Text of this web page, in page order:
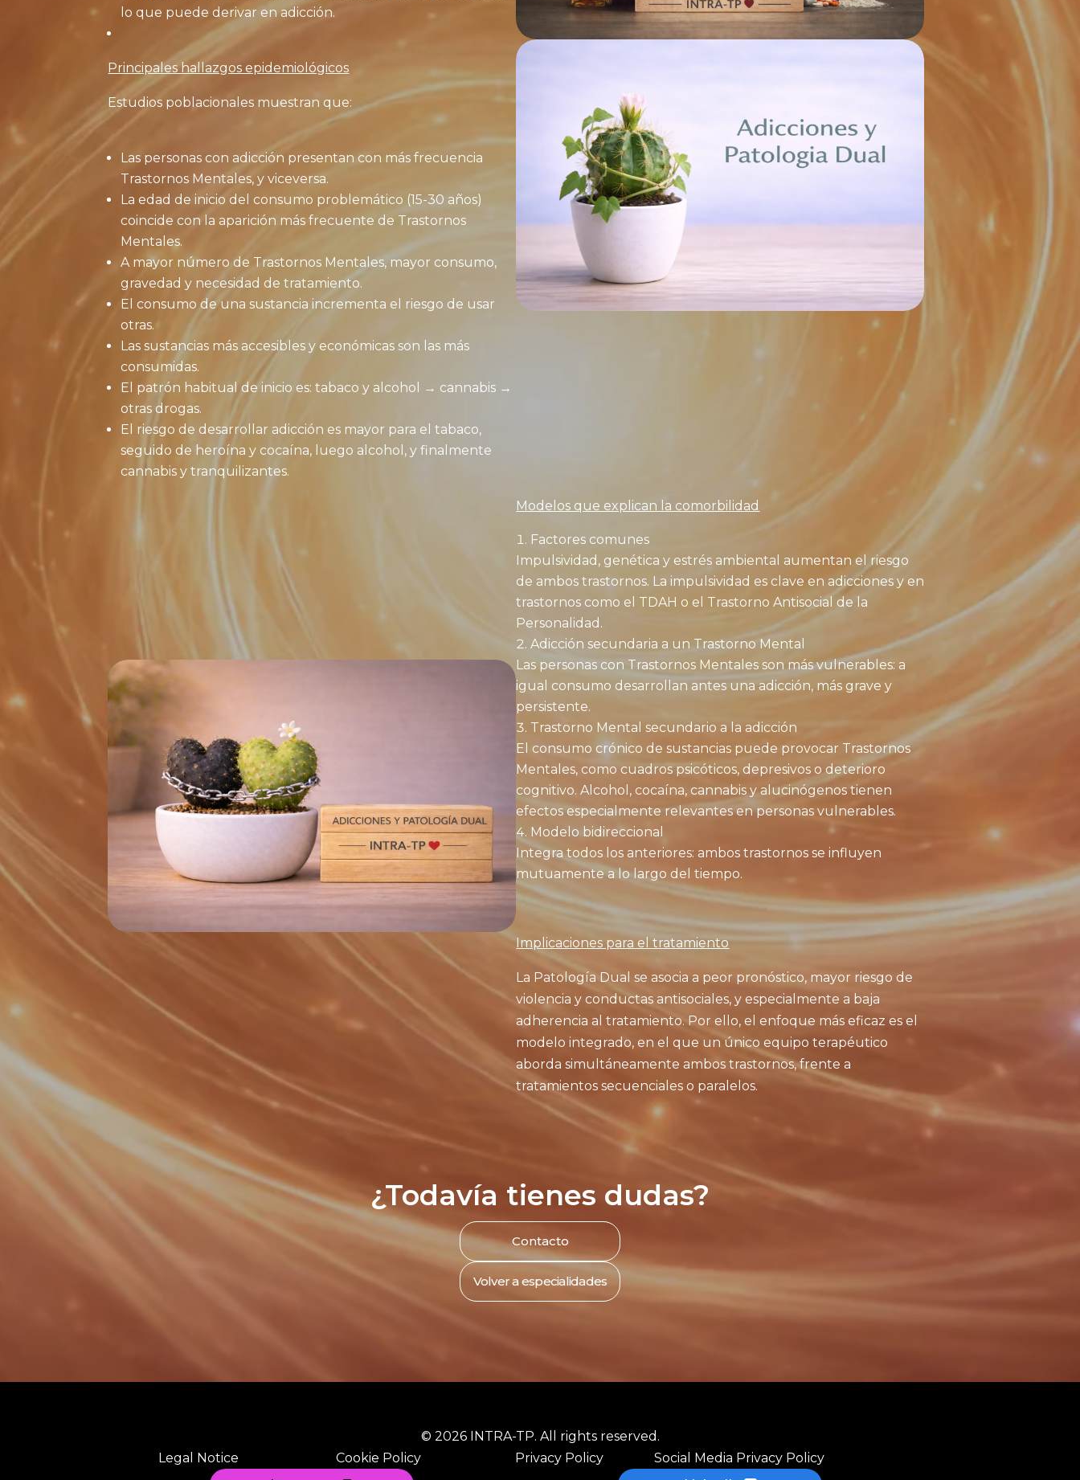
lo que puede derivar en adicción.
Principales hallazgos epidemiológicos
Estudios poblacionales muestran que:
Las personas con adicción presentan con más frecuencia
Trastornos Mentales, y viceversa.
La edad de inicio del consumo problemático (15-30 años)
coincide con la aparición más frecuente de Trastornos
Mentales.
A mayor número de Trastornos Mentales, mayor consumo,
gravedad y necesidad de tratamiento.
El consumo de una sustancia incrementa el riesgo de usar
otras.
Las sustancias más accesibles y económicas son las más
consumidas.
El patrón habitual de inicio es: tabaco y alcohol → cannabis →
otras drogas.
El riesgo de desarrollar adicción es mayor para el tabaco,
seguido de heroína y cocaína, luego alcohol, y finalmente
cannabis y tranquilizantes.
Modelos que explican la comorbilidad
Factores comunes
Impulsividad, genética y estrés ambiental aumentan el riesgo
de ambos trastornos. La impulsividad es clave en adicciones y en
trastornos como el TDAH o el Trastorno Antisocial de la
Personalidad.
Adicción secundaria a un Trastorno Mental
Las personas con Trastornos Mentales son más vulnerables: a
igual consumo desarrollan antes una adicción, más grave y
persistente.
Trastorno Mental secundario a la adicción
El consumo crónico de sustancias puede provocar Trastornos
Mentales, como cuadros psicóticos, depresivos o deterioro
cognitivo. Alcohol, cocaína, cannabis y alucinógenos tienen
efectos especialmente relevantes en personas vulnerables.
Modelo bidireccional
Integra todos los anteriores: ambos trastornos se influyen
mutuamente a lo largo del tiempo.
Implicaciones para el tratamiento
La Patología Dual se asocia a peor pronóstico, mayor riesgo de
violencia y conductas antisociales, y especialmente a baja
adherencia al tratamiento. Por ello, el enfoque más eficaz es el
modelo integrado, en el que un único equipo terapéutico
aborda simultáneamente ambos trastornos, frente a
tratamientos secuenciales o paralelos.
¿Todavía tienes dudas?
Contacto
Volver a especialidades
© 2026 INTRA-TP. All rights reserved.
Legal Notice
Cookie Policy Privacy Policy
Social Media Privacy Policy